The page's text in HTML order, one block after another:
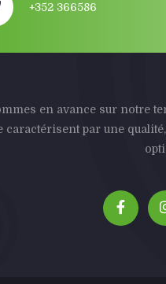
+352 366586
en avance sur notre
caractérisent par une